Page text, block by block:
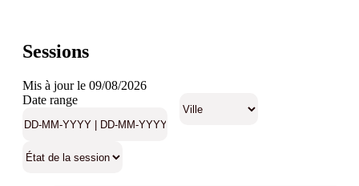
Sessions
Mis à jour le 09/08/2026
Date range